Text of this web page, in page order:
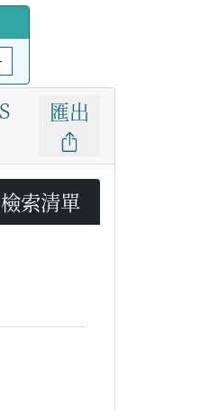
匯出
索清單